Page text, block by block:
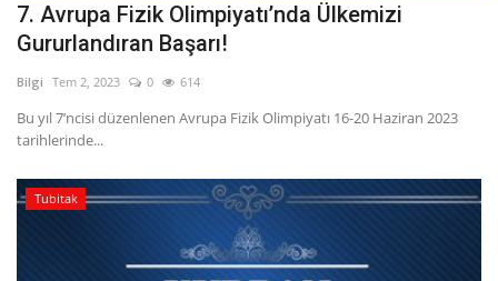
7. Avrupa Fizik Olimpiyatı’nda Ülkemizi
Gururlandıran Başarı!
Bilgi Tem 2, 2023 0 614
Bu yıl 7’ncisi düzenlenen Avrupa Fizik Olimpiyatı 16-20 Haziran 2023
tarihlerinde...
Tubitak